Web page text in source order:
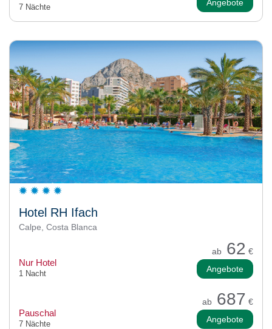
7 Nächte Angebote
Hotel RH Ifach
Calpe, Costa Blanca
ab 62 €
Nur Hotel
1 Nacht Angebote
ab 687 €
Pauschal
7 Nächte Angebote